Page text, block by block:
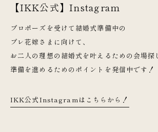
【IKK公式】Instagram
プロポーズを受けて結婚式準備中の
プレ花嫁さまに向けて、
お二人の理想の結婚式を叶えるための会場探
準備を進めるためのポイントを発信中です！
IKK公式Instagramはこちらから！